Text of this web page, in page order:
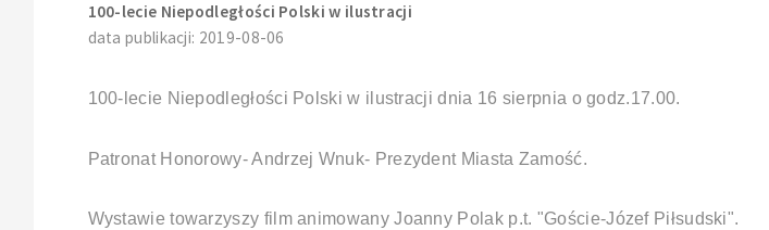
100-lecie Niepodległości Polski w ilustracji
data publikacji: 2019-08-06
100-lecie Niepodległości Polski w ilustracji dnia 16 sierpnia o godz.17.00.
Patronat Honorowy- Andrzej Wnuk- Prezydent Miasta Zamość.
Wystawie towarzyszy film animowany Joanny Polak p.t. "Goście-Józef Piłsudski".